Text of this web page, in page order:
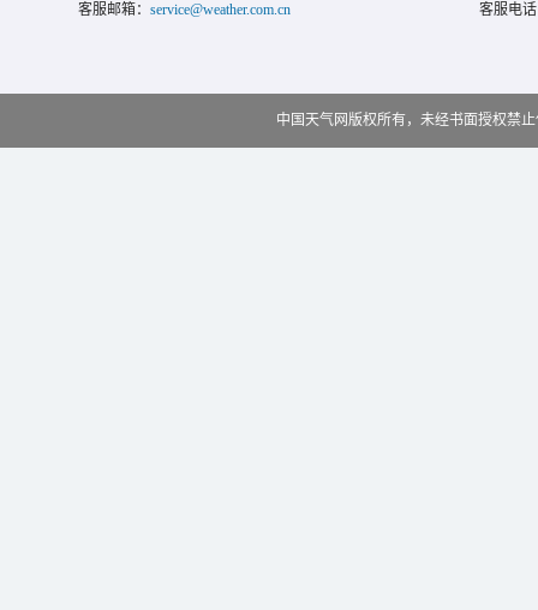
客服邮箱： service@weather.com.cn 客服电
中国天气网版权所有，未经书面授权